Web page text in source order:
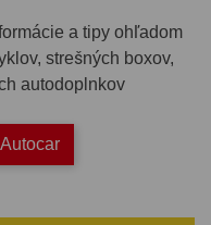
a tipy ohľadom
strešných boxov,
autodoplnkov